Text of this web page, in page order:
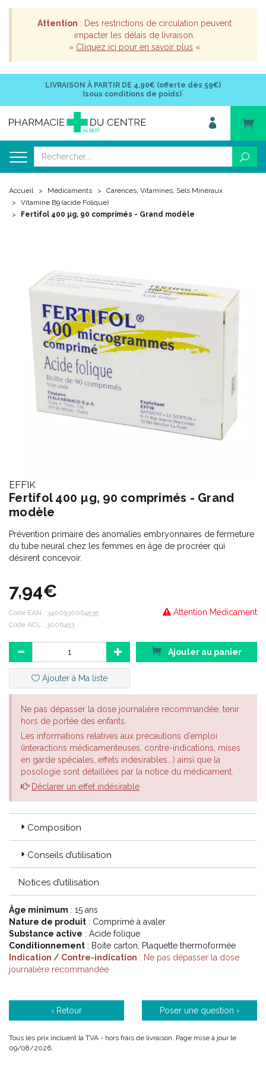
Attention : Des restrictions de circulation peuvent
impacter les délais de livraison.
» Cliquez ici pour en savoir plus «
LIVRAISON À PARTIR DE 4,90€ (offerte dès 59€)
(sous conditions de poids)*
Accueil Médicaments
Carences, Vitamines, Sels Minéraux
Vitamine B9 (acide Folique)
Fertifol 400 µg, 90 comprimés - Grand modèle
EFFIK
Fertifol 400 µg, 90 comprimés - Grand
modèle
Prévention primaire des anomalies embryonnaires de fermeture
du tube neural chez les femmes en âge de procréer qui
désirent concevoir.
7,94€
Attention Médicament
Code EAN : 3400930064535
Code ACL : 3006453
Ajouter au panier
Ajouter à Ma liste
Ne pas dépasser la dose journalière recommandée, tenir
hors de portée des enfants.
Les informations relatives aux précautions d’emploi
(interactions médicamenteuses, contre-indications, mises
en garde spéciales, effets indésirables...) ainsi que la
posologie sont détaillées par la notice du médicament.
Déclarer un effet indésirable
Composition
Conseils d’utilisation
Notices d’utilisation
Âge minimum : 15 ans
Nature de produit : Comprimé à avaler
Substance active : Acide folique
Conditionnement : Boite carton, Plaquette thermoformée
Indication / Contre-indication : Ne pas dépasser la dose
journalière recommandée
‹ Retour Poser une question ›
Tous les prix incluent la TVA - hors frais de livraison. Page mise à jour le
09/08/2026.